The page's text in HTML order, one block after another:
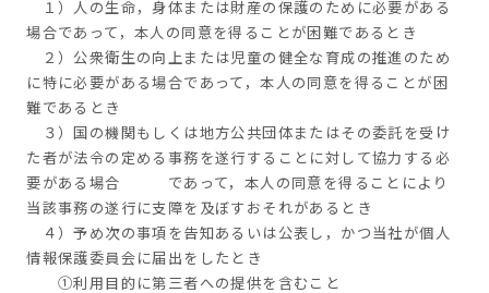
１）人の生命，身体または財産の保護のために必要がある
場合であって，本人の同意を得ることが困難であるとき
２）公衆衛生の向上または児童の健全な育成の推進のため
に特に必要がある場合であって，本人の同意を得ることが困
難であるとき
３）国の機関もしくは地方公共団体またはその委託を受け
た者が法令の定める事務を遂行することに対して協力する必
要がある場合 であって，本人の同意を得ることにより
当該事務の遂行に支障を及ぼすおそれがあるとき
４）予め次の事項を告知あるいは公表し，かつ当社が個人
情報保護委員会に届出をしたとき
①利用目的に第三者への提供を含むこと